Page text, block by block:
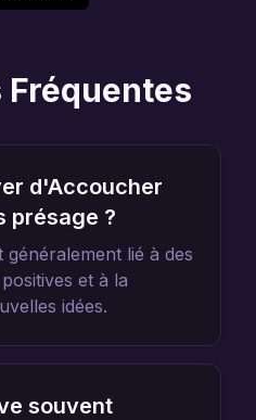
d'Accoucher
présage ?
lié à des
et à la
idées.
souvent